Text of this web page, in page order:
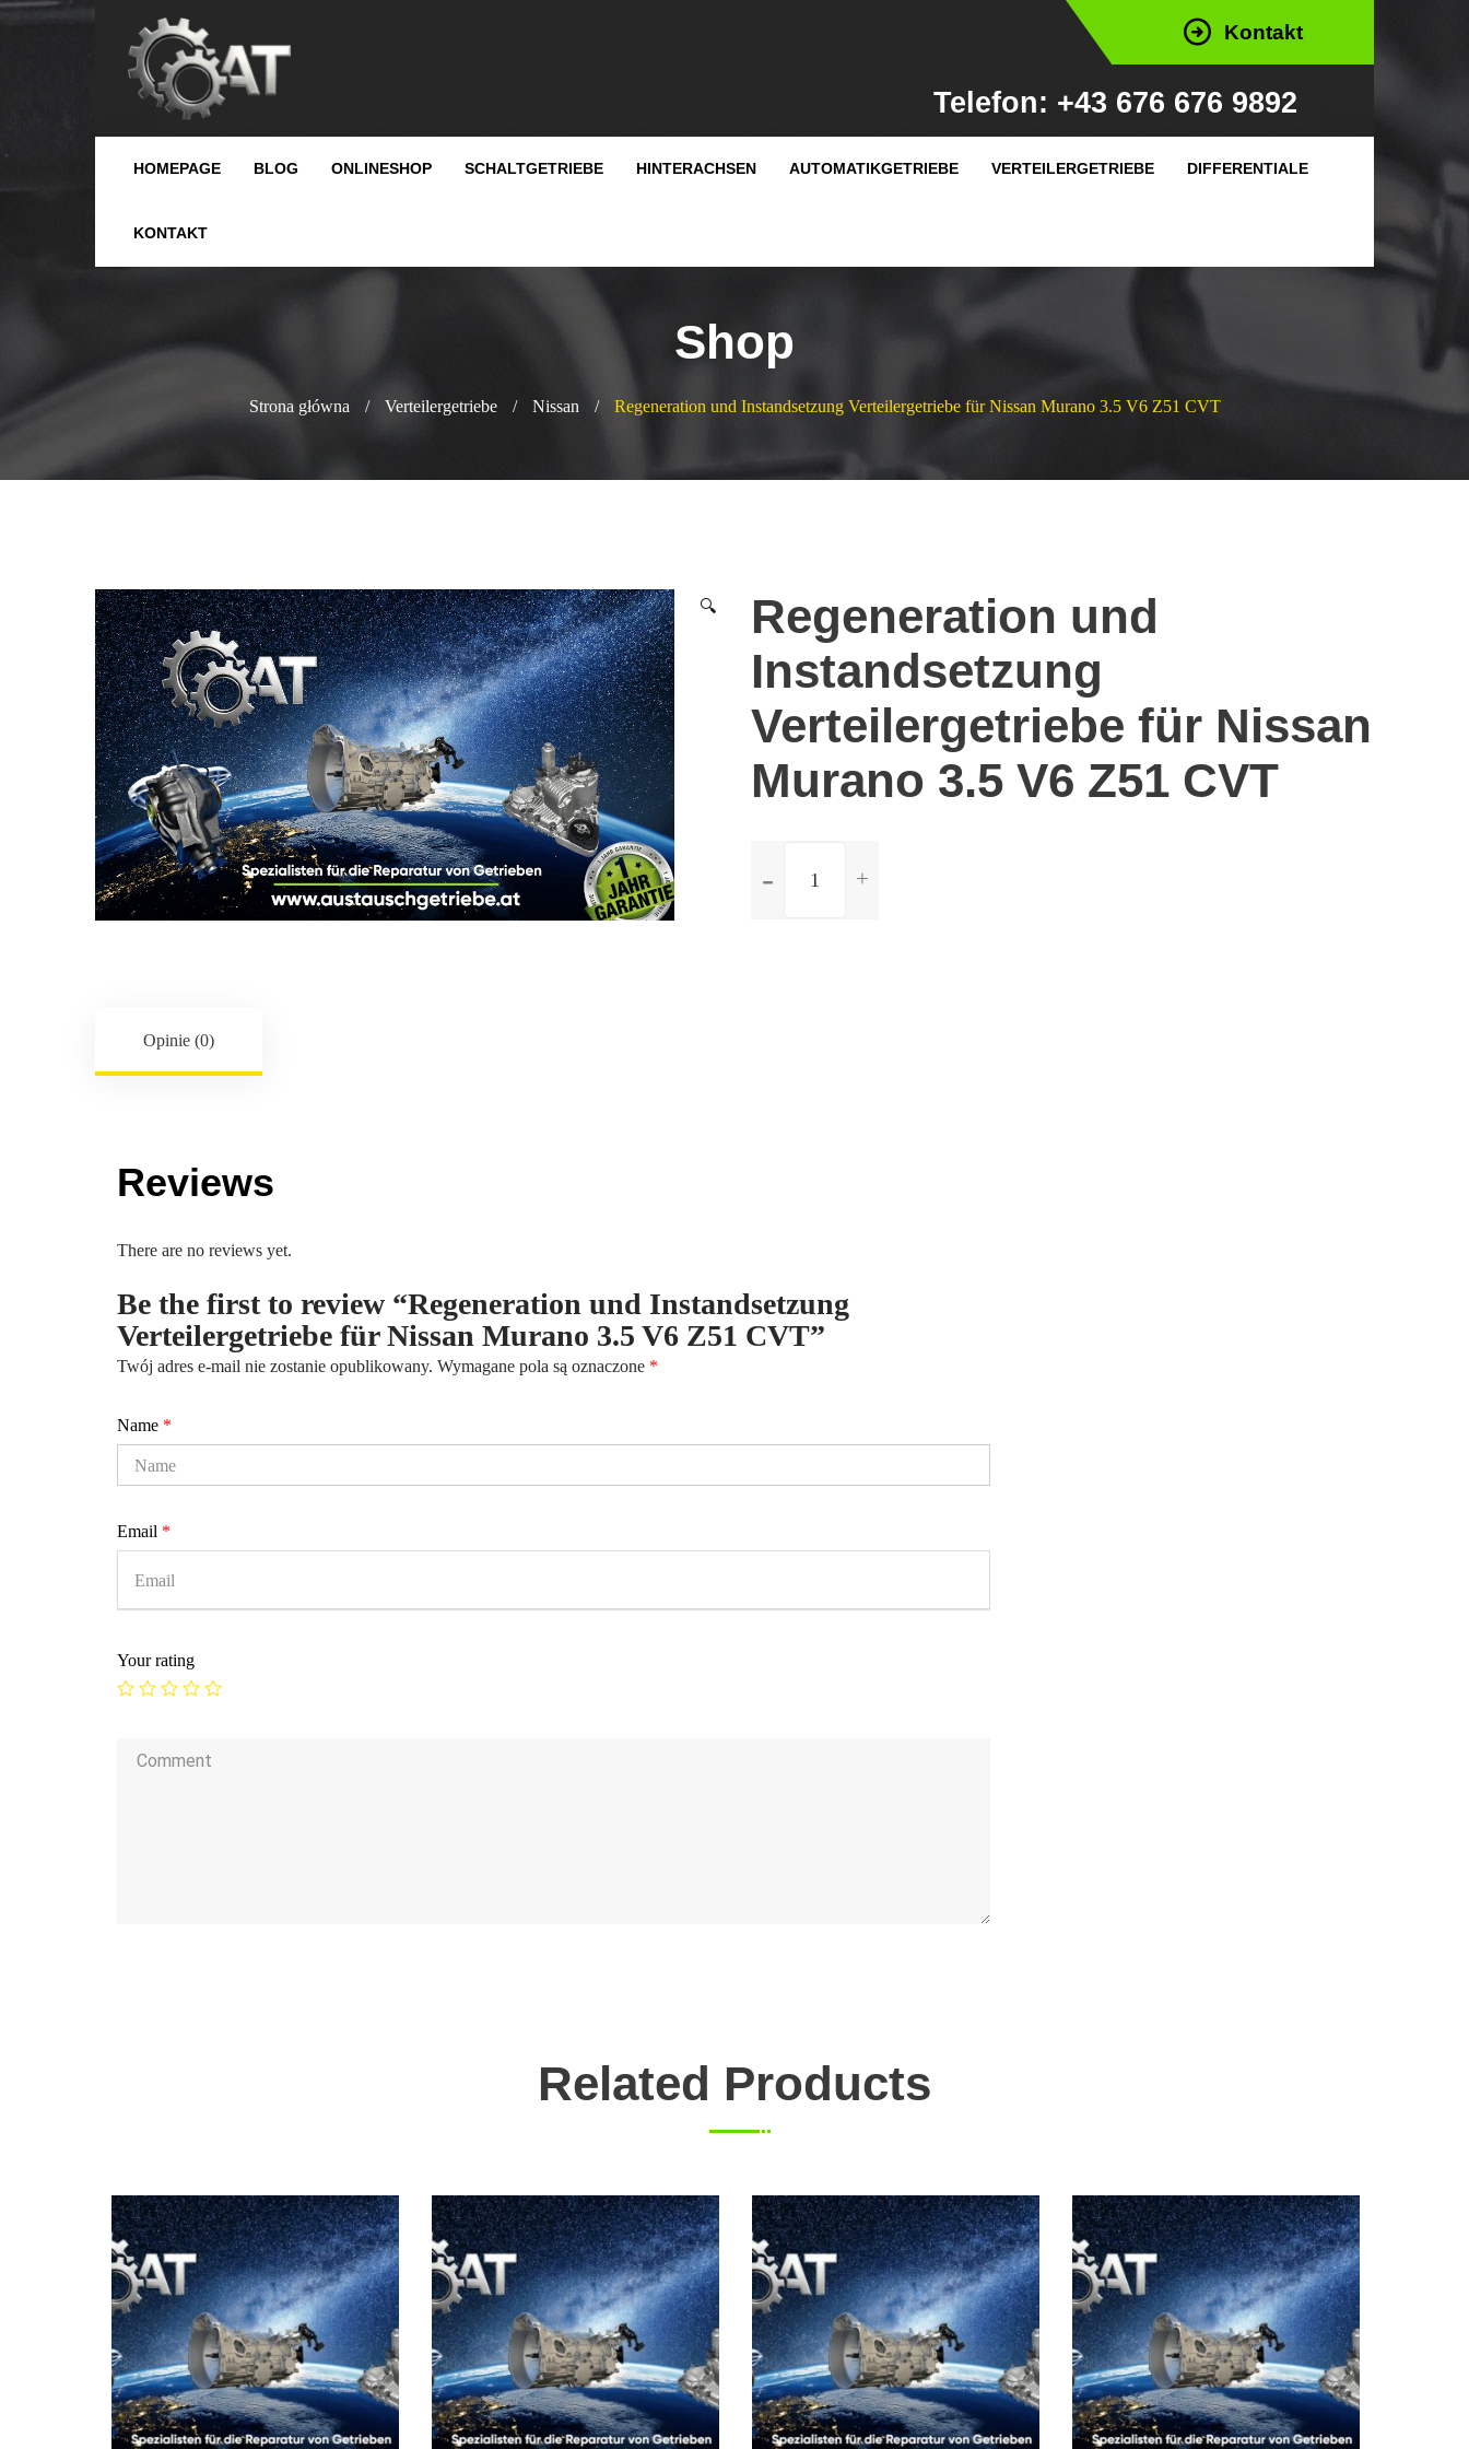
Kontakt
Telefon: +43 676 676 9892
HOMEPAGE BLOG ONLINESHOP SCHALTGETRIEBE HINTERACHSEN AUTOMATIKGETRIEBE VERTEILERGETRIEBE DIFFERENTIALE
KONTAKT
Shop
Strona główna / Verteilergetriebe / Nissan / Regeneration und Instandsetzung Verteilergetriebe für Nissan Murano 3.5 V6 Z51 CVT
🔍
Regeneration und
Instandsetzung
Verteilergetriebe für Nissan
Murano 3.5 V6 Z51 CVT
Regeneration
Opinie (0)
Reviews
There are no reviews yet.
Be the first to review “Regeneration und Instandsetzung
Verteilergetriebe für Nissan Murano 3.5 V6 Z51 CVT”
Twój adres e-mail nie zostanie opublikowany. Wymagane pola są oznaczone *
Name *
Email *
Your rating
Related Products